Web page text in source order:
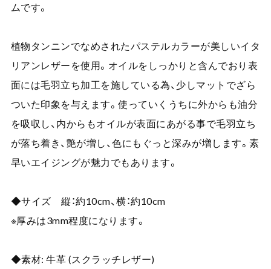
ムです。
植物タンニンでなめされたパステルカラーが美しいイタ
リアンレザーを使用。オイルをしっかりと含んでおり表
面には毛羽立ち加工を施している為、少しマットでざら
ついた印象を与えます。使っていくうちに外からも油分
を吸収し、内からもオイルが表面にあがる事で毛羽立ち
が落ち着き、艶が増し、色にもぐっと深みが増します。素
早いエイジングが魅力でもあります。
◆サイズ 縦：約10cm、横：約10cm
※厚みは3mm程度になります。
◆素材: 牛革 (スクラッチレザー)